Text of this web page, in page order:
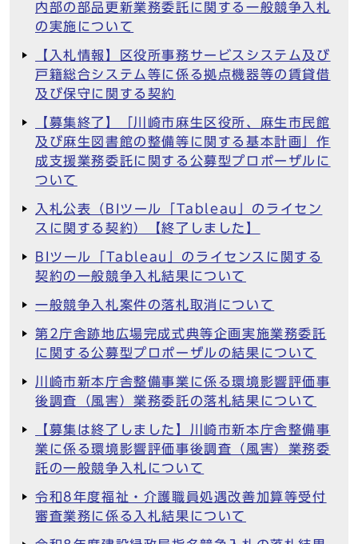
内部の部品更新業務委託に関する一般競争入札
の実施について
【入札情報】区役所事務サービスシステム及び
戸籍総合システム等に係る拠点機器等の賃貸借
及び保守に関する契約
【募集終了】「川崎市麻生区役所、麻生市民館
及び麻生図書館の整備等に関する基本計画」作
成支援業務委託に関する公募型プロポーザルに
ついて
入札公表（BIツール「Tableau」のライセン
スに関する契約）【終了しました】
BIツール「Tableau」のライセンスに関する
契約の一般競争入札結果について
一般競争入札案件の落札取消について
第2庁舎跡地広場完成式典等企画実施業務委託
に関する公募型プロポーザルの結果について
川崎市新本庁舎整備事業に係る環境影響評価事
後調査（風害）業務委託の落札結果について
【募集は終了しました】川崎市新本庁舎整備事
業に係る環境影響評価事後調査（風害）業務委
託の一般競争入札について
令和8年度福祉・介護職員処遇改善加算等受付
審査業務に係る入札結果について